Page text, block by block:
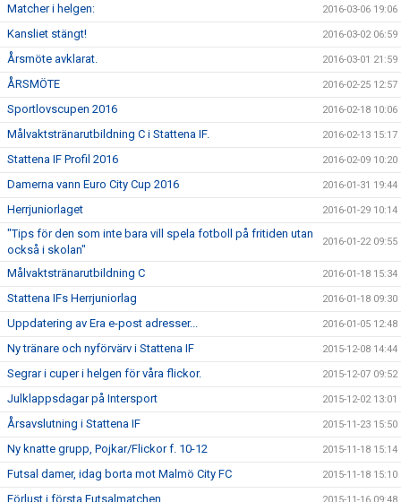
Matcher i helgen: 2016-03-06 19:06
Kansliet stängt! 2016-03-02 06:59
Årsmöte avklarat. 2016-03-01 21:59
ÅRSMÖTE 2016-02-25 12:57
Sportlovscupen 2016 2016-02-18 10:06
Målvaktstränarutbildning C i Stattena IF. 2016-02-13 15:17
Stattena IF Profil 2016 2016-02-09 10:20
Damerna vann Euro City Cup 2016 2016-01-31 19:44
Herrjuniorlaget 2016-01-29 10:14
"Tips för den som inte bara vill spela fotboll på fritiden utan
också i skolan"
2016-01-22 09:55
Målvaktstränarutbildning C 2016-01-18 15:34
Stattena IFs Herrjuniorlag 2016-01-18 09:30
Uppdatering av Era e-post adresser... 2016-01-05 12:48
Ny tränare och nyförvärv i Stattena IF 2015-12-08 14:44
Segrar i cuper i helgen för våra flickor. 2015-12-07 09:52
Julklappsdagar på Intersport 2015-12-02 13:01
Årsavslutning i Stattena IF 2015-11-23 15:50
Ny knatte grupp, Pojkar/Flickor f. 10-12 2015-11-18 15:14
Futsal damer, idag borta mot Malmö City FC 2015-11-18 15:10
Förlust i första Futsalmatchen.